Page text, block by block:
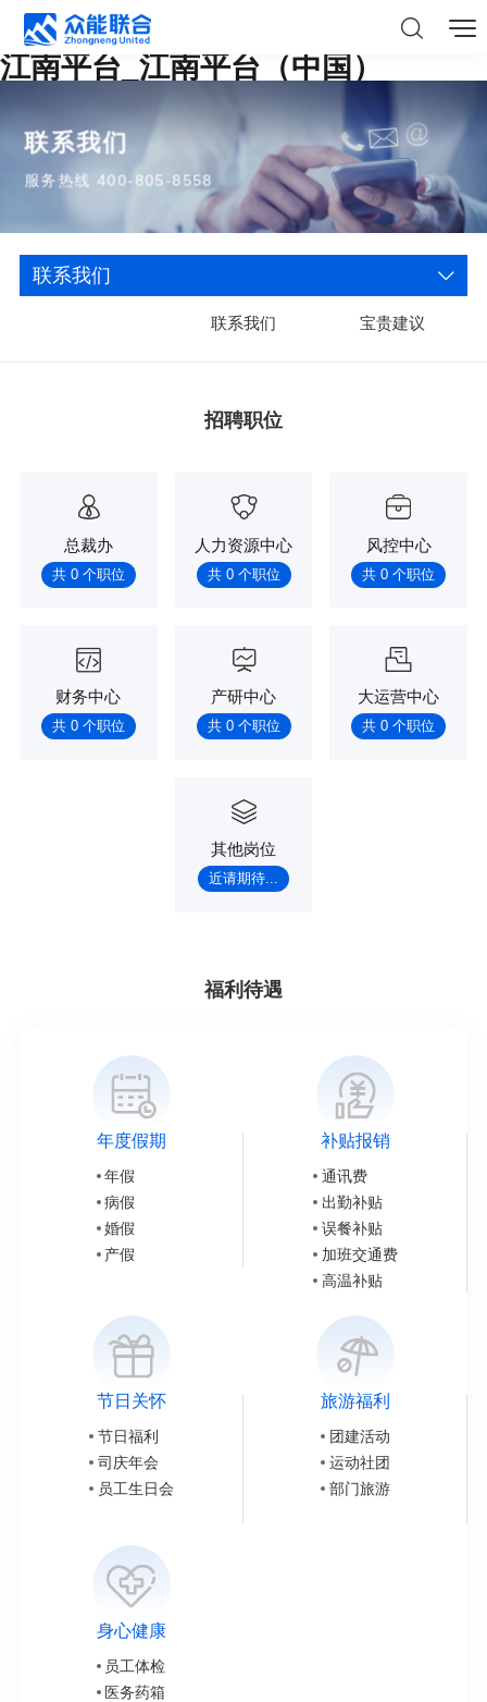
江南平台_江南平台（中国）
联系我们
服务热线 400-805-8558
联系我们
联系我们 宝贵建议
招聘职位
总裁办
共 0 个职位
人力资源中心
共 0 个职位
风控中心
共 0 个职位
财务中心
共 0 个职位
产研中心
共 0 个职位
大运营中心
共 0 个职位
其他岗位
近请期待...
福利待遇
年度假期
年假
病假
婚假
产假
补贴报销
通讯费
出勤补贴
误餐补贴
加班交通费
高温补贴
节日关怀
节日福利
司庆年会
员工生日会
旅游福利
团建活动
运动社团
部门旅游
身心健康
员工体检
医务药箱